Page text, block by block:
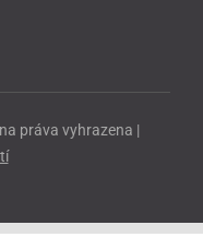
práva vyhrazena |